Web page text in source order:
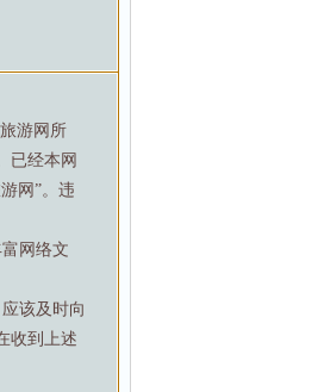
游网所
已经本网
网”。违
网络文
该及时向
收到上述